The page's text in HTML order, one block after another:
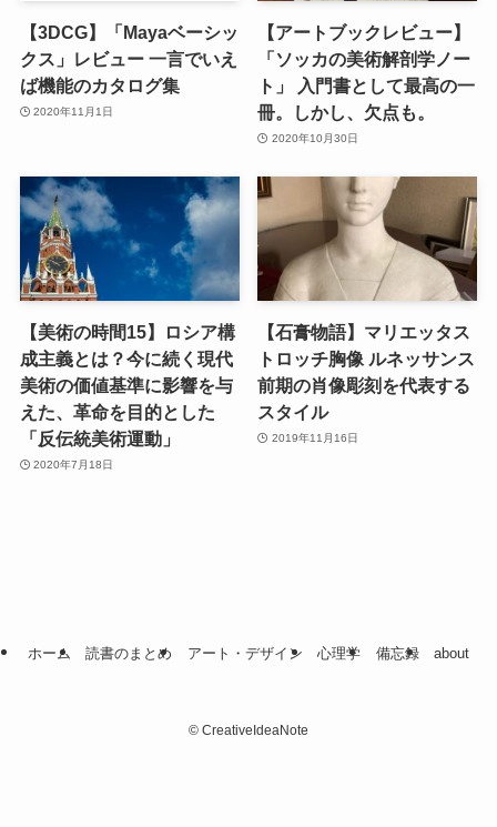
【3DCG】「Mayaベーシッ
クス」レビュー 一言でいえ
ば機能のカタログ集
2020年11月1日
【アートブックレビュー】
「ソッカの美術解剖学ノー
ト」 入門書として最高の一
冊。しかし、欠点も。
2020年10月30日
【美術の時間15】ロシア構
成主義とは？今に続く現代
美術の価値基準に影響を与
えた、革命を目的とした
「反伝統美術運動」
2020年7月18日
【石膏物語】マリエッタス
トロッチ胸像 ルネッサンス
前期の肖像彫刻を代表する
スタイル
2019年11月16日
ホーム 読書のまとめ アート・デザイン 心理学 備忘録 about
© CreativeIdeaNote